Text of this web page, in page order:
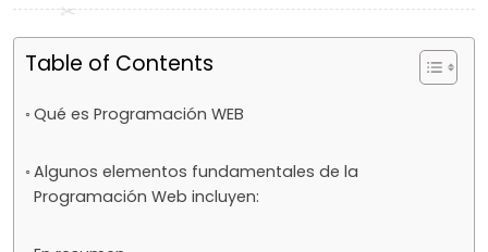
Table of Contents
Qué es Programación WEB
Algunos elementos fundamentales de la
Programación Web incluyen: